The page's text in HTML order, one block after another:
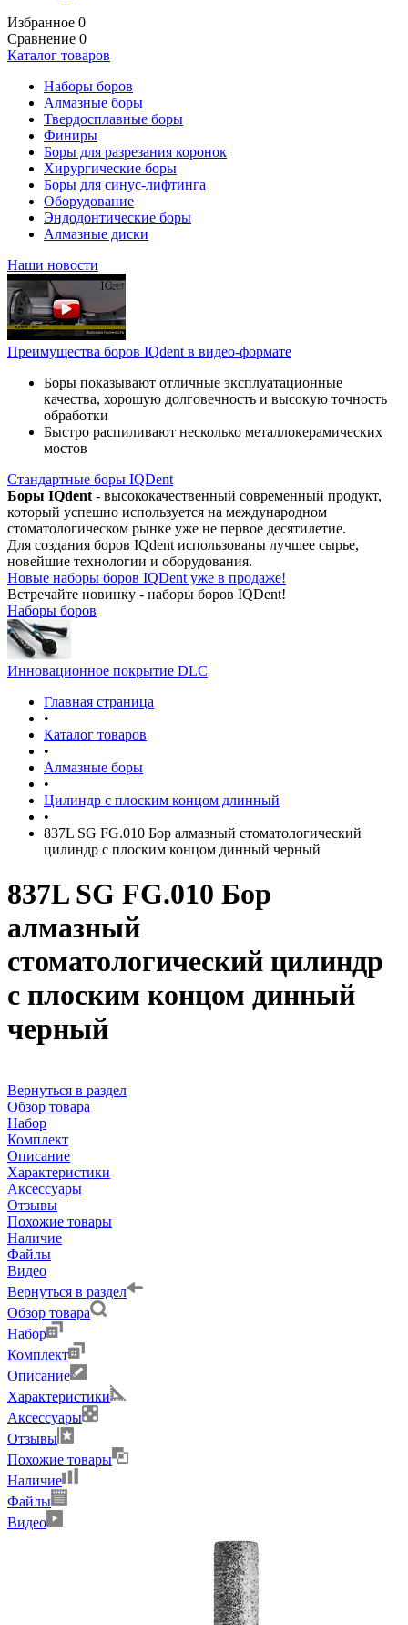
Избранное 0
Сравнение 0
Каталог товаров
Наборы боров
Алмазные боры
Твердосплавные боры
Финиры
Боры для разрезания коронок
Хирургические боры
Боры для синус-лифтинга
Оборудование
Эндодонтические боры
Алмазные диски
Наши новости
Преимущества боров IQdent в видео-формате
Боры показывают отличные эксплуатационные
качества, хорошую долговечность и высокую точность
обработки
Быстро распиливают несколько металлокерамических
мостов
Стандартные боры IQDent
Боры IQdent - высококачественный современный продукт,
который успешно используется на международном
стоматологическом рынке уже не первое десятилетие.
Для создания боров IQdent использованы лучшее сырье,
новейшие технологии и оборудования.
Новые наборы боров IQDent уже в продаже!
Встречайте новинку - наборы боров IQDent!
Наборы боров
Инновационное покрытие DLC
Главная страница
•
Каталог товаров
•
Алмазные боры
•
Цилиндр с плоским концом длинный
•
837L SG FG.010 Бор алмазный стоматологический
цилиндр с плоским концом динный черный
837L SG FG.010 Бор
алмазный
стоматологический цилиндр
с плоским концом динный
черный
Вернуться в раздел
Обзор товара
Набор
Комплект
Описание
Характеристики
Аксессуары
Отзывы
Похожие товары
Наличие
Файлы
Видео
Вернуться в раздел
Обзор товара
Набор
Комплект
Описание
Характеристики
Аксессуары
Отзывы
Похожие товары
Наличие
Файлы
Видео